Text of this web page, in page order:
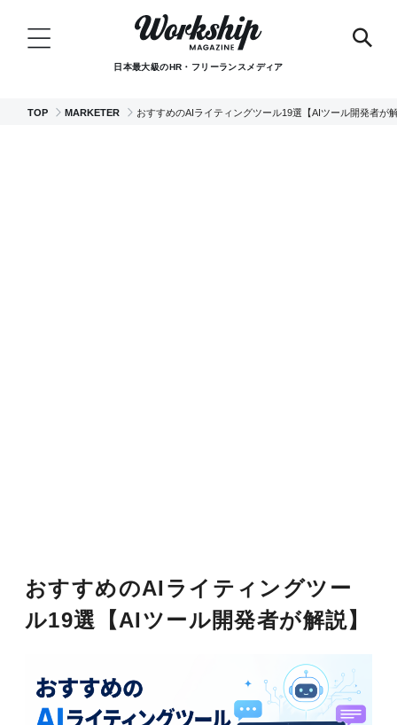
日本最大級のHR・フリーランスメディア
TOP MARKETER おすすめのAIライティングツール19選【AIツール開発者が
おすすめのAIライティングツー
ル19選【AIツール開発者が解説】